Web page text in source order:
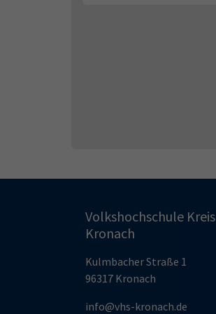
Volkshochschule Kreis
Kronach
Kulmbacher Straße 1
96317 Kronach
info@vhs-kronach.de